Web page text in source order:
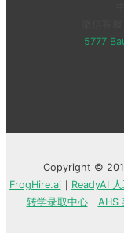
5777
Copyright ©
FrogHire.ai｜ ReadyAI
转学录取中心｜ AHS